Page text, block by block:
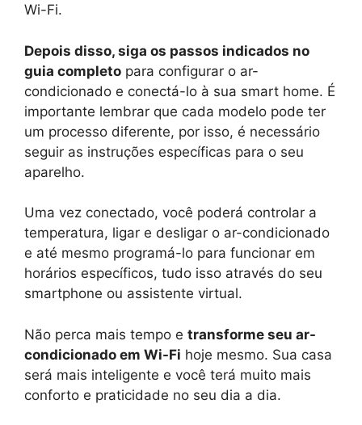
Wi-Fi.
Depois disso, siga os passos indicados no
guia completo para configurar o ar-
condicionado e conectá-lo à sua smart home. É
importante lembrar que cada modelo pode ter
um processo diferente, por isso, é necessário
seguir as instruções específicas para o seu
aparelho.
Uma vez conectado, você poderá controlar a
temperatura, ligar e desligar o ar-condicionado
e até mesmo programá-lo para funcionar em
horários específicos, tudo isso através do seu
smartphone ou assistente virtual.
Não perca mais tempo e transforme seu ar-
condicionado em Wi-Fi hoje mesmo. Sua casa
será mais inteligente e você terá muito mais
conforto e praticidade no seu dia a dia.